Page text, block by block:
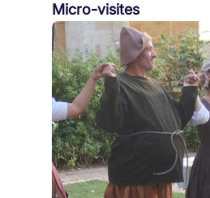
Micro-visites